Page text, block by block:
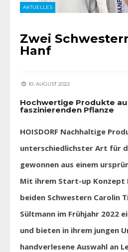
AKTUELLES
Zwei
Hanf
10. AUGUST 2022
Hochwertige Produkte
faszinierenden Pflanze
HOISDORF Nachhaltige
unterschiedlichster Art für
gewonnen aus einem
Mit ihrem Start-up Konzept
beiden Schwestern Carolin
Sültmann im Frühjahr 2022
und bieten in ihrem jungen
handverlesene Auswahl an